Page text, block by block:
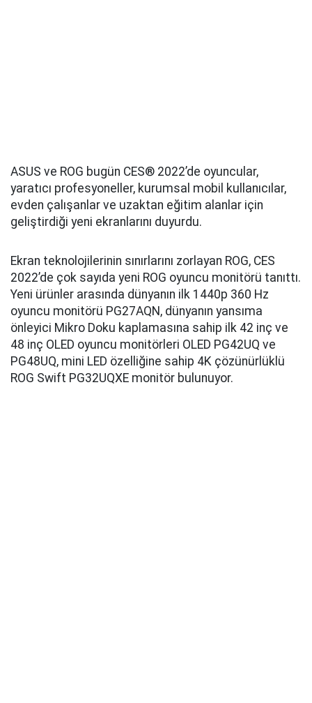
ASUS ve ROG bugün CES® 2022’de oyuncular,
yaratıcı profesyoneller, kurumsal mobil kullanıcılar,
evden çalışanlar ve uzaktan eğitim alanlar için
geliştirdiği yeni ekranlarını duyurdu.
Ekran teknolojilerinin sınırlarını zorlayan ROG, CES
2022’de çok sayıda yeni ROG oyuncu monitörü tanıttı.
Yeni ürünler arasında dünyanın ilk 1440p 360 Hz
oyuncu monitörü PG27AQN, dünyanın yansıma
önleyici Mikro Doku kaplamasına sahip ilk 42 inç ve
48 inç OLED oyuncu monitörleri OLED PG42UQ ve
PG48UQ, mini LED özelliğine sahip 4K çözünürlüklü
ROG Swift PG32UQXE monitör bulunuyor.